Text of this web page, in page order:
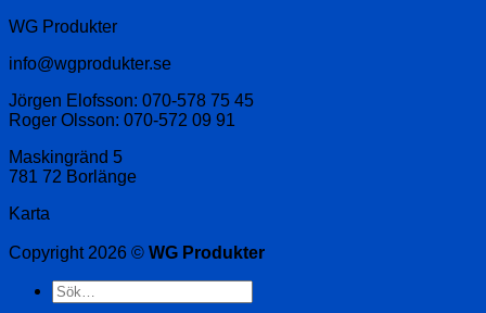
WG Produkter
info@wgprodukter.se
Jörgen Elofsson: 070-578 75 45
Roger Olsson: 070-572 09 91
Maskingränd 5
781 72 Borlänge
Karta
Copyright 2026 © WG Produkter
Sök
efter: